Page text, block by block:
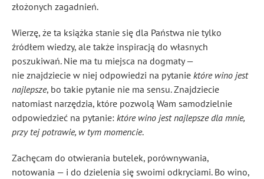
złożonych zagadnień.
Wierzę, że ta książka stanie się dla Państwa nie tylko
źródłem wiedzy, ale także inspiracją do własnych
poszukiwań. Nie ma tu miejsca na dogmaty —
nie znajdziecie w niej odpowiedzi na pytanie które wino jest
najlepsze, bo takie pytanie nie ma sensu. Znajdziecie
natomiast narzędzia, które pozwolą Wam samodzielnie
odpowiedzieć na pytanie: które wino jest najlepsze dla mnie,
przy tej potrawie, w tym momencie.
Zachęcam do otwierania butelek, porównywania,
notowania — i do dzielenia się swoimi odkryciami. Bo wino,